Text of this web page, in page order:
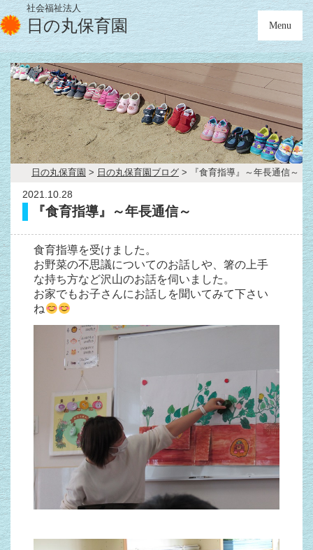
社会福祉法人
日の丸保育園 Menu
日の丸保育園 > 日の丸保育園ブログ > 『食育指導』～年長通信～
2021.10.28
『食育指導』～年長通信～
食育指導を受けました。
お野菜の不思議についてのお話しや、箸の上手
な持ち方など沢山のお話を伺いました。
お家でもお子さんにお話しを聞いてみて下さい
ね